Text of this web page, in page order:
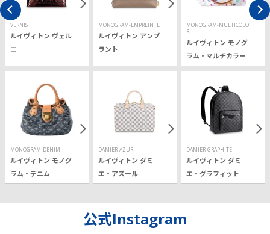
VERNIS
ルイヴィトン ヴェル
ニ
MONOGRAM-EMPREINTE
ルイヴィトン アンプ
ラント
MONOGRAM-MULTICOLO
R
ルイヴィトン モノグ
ラム・マルチカラー
MONOGRAM-DENIM
ルイヴィトン モノグ
ラム・デニム
DAMIER-AZUR
ルイヴィトン ダミ
エ・アズール
DAMIER-GRAPHITE
ルイヴィトン ダミ
エ・グラフィット
公式Instagram